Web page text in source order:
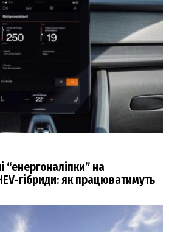
“енергоналіпки” на
гібриди: як працюватимуть